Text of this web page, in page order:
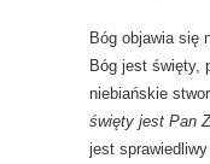
Bóg objawia się
Bóg jest święty,
niebiańskie
święty jest Pan
jest